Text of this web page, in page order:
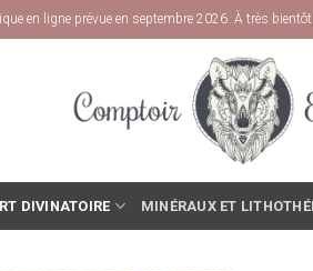
en ligne prévue en septembre 2026. À très bientôt
DIVINATOIRE MINÉRAUX ET